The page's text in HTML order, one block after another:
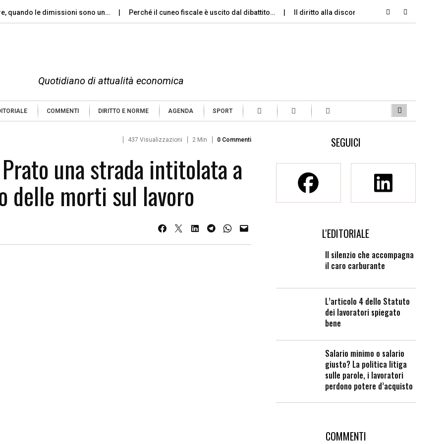
quando le dimissioni sono un… Perché il cuneo fiscale è uscito dal dibattito… Il diritto alla disconnessione (per chi è in…
Quotidiano di attualità economica
COMMENTI DIRITTO E NORME AGENDA SPORT
437 Visualizzazioni 2 Min 0 Commenti
una strada intitolata a
delle morti sul lavoro
SEGUICI
L'EDITORIALE
Il silenzio che accompagna
il caro carburante
L’articolo 4 dello Statuto
dei lavoratori spiegato
bene
Salario minimo o salario
giusto? La politica litiga
sulle parole, i lavoratori
perdono potere d’acquisto
COMMENTI